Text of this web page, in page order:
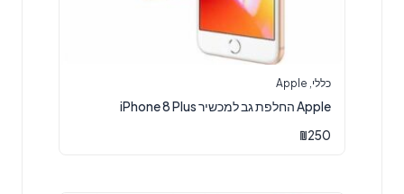
כללי Apple
Apple החלפת גב למכשיר iPhone 8 Plus
₪250